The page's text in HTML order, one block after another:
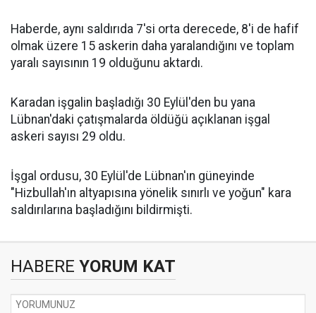
Haberde, aynı saldırıda 7'si orta derecede, 8'i de hafif
olmak üzere 15 askerin daha yaralandığını ve toplam
yaralı sayısının 19 olduğunu aktardı.
Karadan işgalin başladığı 30 Eylül'den bu yana
Lübnan'daki çatışmalarda öldüğü açıklanan işgal
askeri sayısı 29 oldu.
İşgal ordusu, 30 Eylül'de Lübnan'ın güneyinde
"Hizbullah'ın altyapısına yönelik sınırlı ve yoğun" kara
saldırılarına başladığını bildirmişti.
HABERE YORUM KAT